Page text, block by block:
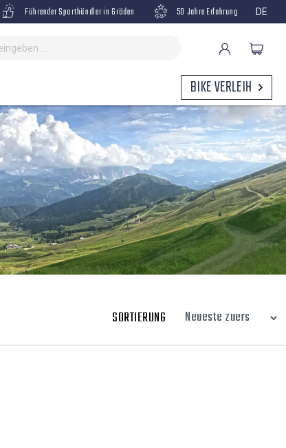
Führender Sporthändler in Gröden 50 Jahre Erfahrung DE
BIKE VERLEIH
SORTIERUNG